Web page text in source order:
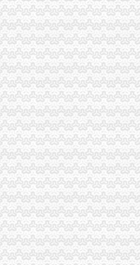
外资登记审批合作机制
动各项工作
开展猪肉市场监管
后勤服务中心支部创先争优活动
桥局开展考核考察工作
微型企业发展
八亿元
观音桥农贸市场监管确保交易供
同”海关报关登记证书“结穷亲”活动
工作提出新要求
社健康发展
效显著
贯彻十七届五中全会精提出三点
事
全经销（代销）合同》
纪检监察工作